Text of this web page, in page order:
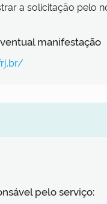
a solicitação pelo
manifestação
pelo serviço: